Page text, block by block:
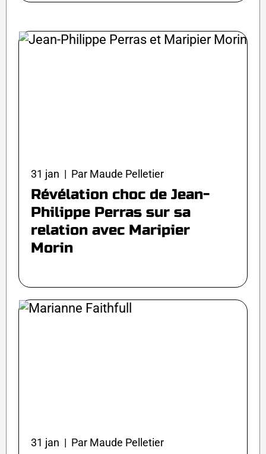
31 jan | Par Maude Pelletier
Révélation choc de Jean-
Philippe Perras sur sa
relation avec Maripier
Morin
31 jan | Par Maude Pelletier